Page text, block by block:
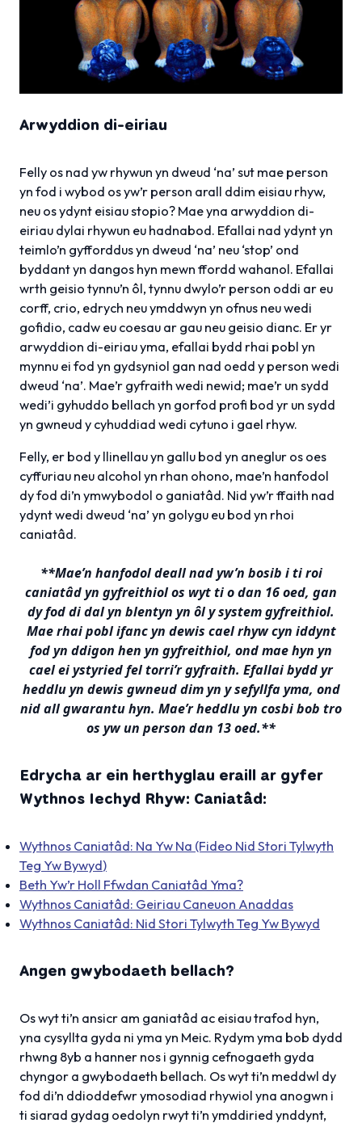
Arwyddion di-eiriau
Felly os nad yw rhywun yn dweud ‘na’ sut mae person
yn fod i wybod os yw’r person arall ddim eisiau rhyw,
neu os ydynt eisiau stopio? Mae yna arwyddion di-
eiriau dylai rhywun eu hadnabod. Efallai nad ydynt yn
teimlo’n gyfforddus yn dweud ‘na’ neu ‘stop’ ond
byddant yn dangos hyn mewn ffordd wahanol. Efallai
wrth geisio tynnu’n ôl, tynnu dwylo’r person oddi ar eu
corff, crio, edrych neu ymddwyn yn ofnus neu wedi
gofidio, cadw eu coesau ar gau neu geisio dianc. Er yr
arwyddion di-eiriau yma, efallai bydd rhai pobl yn
mynnu ei fod yn gydsyniol gan nad oedd y person wedi
dweud ‘na’. Mae’r gyfraith wedi newid; mae’r un sydd
wedi’i gyhuddo bellach yn gorfod profi bod yr un sydd
yn gwneud y cyhuddiad wedi cytuno i gael rhyw.
Felly, er bod y llinellau yn gallu bod yn aneglur os oes
cyffuriau neu alcohol yn rhan ohono, mae’n hanfodol
dy fod di’n ymwybodol o ganiatâd. Nid yw’r ffaith nad
ydynt wedi dweud ‘na’ yn golygu eu bod yn rhoi
caniatâd.
**Mae’n hanfodol deall nad yw’n bosib i ti roi
caniatâd yn gyfreithiol os wyt ti o dan 16 oed, gan
dy fod di dal yn blentyn yn ôl y system gyfreithiol.
Mae rhai pobl ifanc yn dewis cael rhyw cyn iddynt
fod yn ddigon hen yn gyfreithiol, ond mae hyn yn
cael ei ystyried fel torri’r gyfraith. Efallai bydd yr
heddlu yn dewis gwneud dim yn y sefyllfa yma, ond
nid all gwarantu hyn. Mae’r heddlu yn cosbi bob tro
os yw un person dan 13 oed.**
Edrycha ar ein herthyglau eraill ar gyfer
Wythnos Iechyd Rhyw: Caniatâd:
Wythnos Caniatâd: Na Yw Na (Fideo Nid Stori Tylwyth
Teg Yw Bywyd)
Beth Yw’r Holl Ffwdan Caniatâd Yma?
Wythnos Caniatâd: Geiriau Caneuon Anaddas
Wythnos Caniatâd: Nid Stori Tylwyth Teg Yw Bywyd
Angen gwybodaeth bellach?
Os wyt ti’n ansicr am ganiatâd ac eisiau trafod hyn,
yna cysyllta gyda ni yma yn Meic. Rydym yma bob dydd
rhwng 8yb a hanner nos i gynnig cefnogaeth gyda
chyngor a gwybodaeth bellach. Os wyt ti’n meddwl dy
fod di’n ddioddefwr ymosodiad rhywiol yna anogwn i
ti siarad gydag oedolyn rwyt ti’n ymddiried ynddynt,